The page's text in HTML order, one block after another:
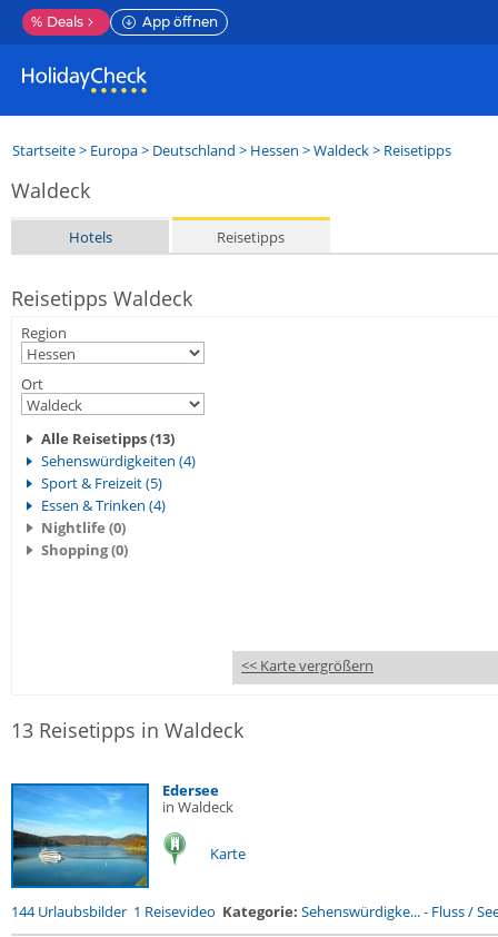
% Deals App öffnen
Startseite> Europa> Deutschland > Hessen >Waldeck> Reisetipps
Waldeck
Hotels Reisetipps
Reisetipps Waldeck
Region
Ort
Alle Reisetipps (13)
Sehenswürdigkeiten (4)
Sport & Freizeit (5)
Essen & Trinken (4)
Nightlife (0)
Shopping (0)
<< Karte vergrößern
13 Reisetipps in Waldeck
Edersee
in Waldeck
Karte
144 Urlaubsbilder 1 Reisevideo Kategorie: Sehenswürdigke...- Fluss /